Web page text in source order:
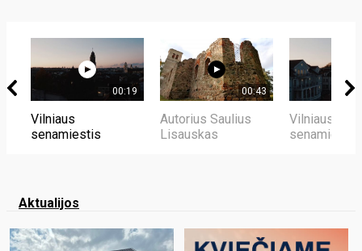
00:19
Vilniaus
senamiestis
00:43
Autorius Saulius
Lisauskas
Vilniaus
senamiestis
Aktualijos